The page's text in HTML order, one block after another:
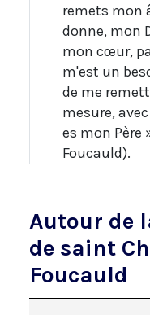
remets mon
donne, mon
mon cœur,
m'est un
de me
mesure,
es mon Père
Foucauld).
Autour de
de saint
Foucauld